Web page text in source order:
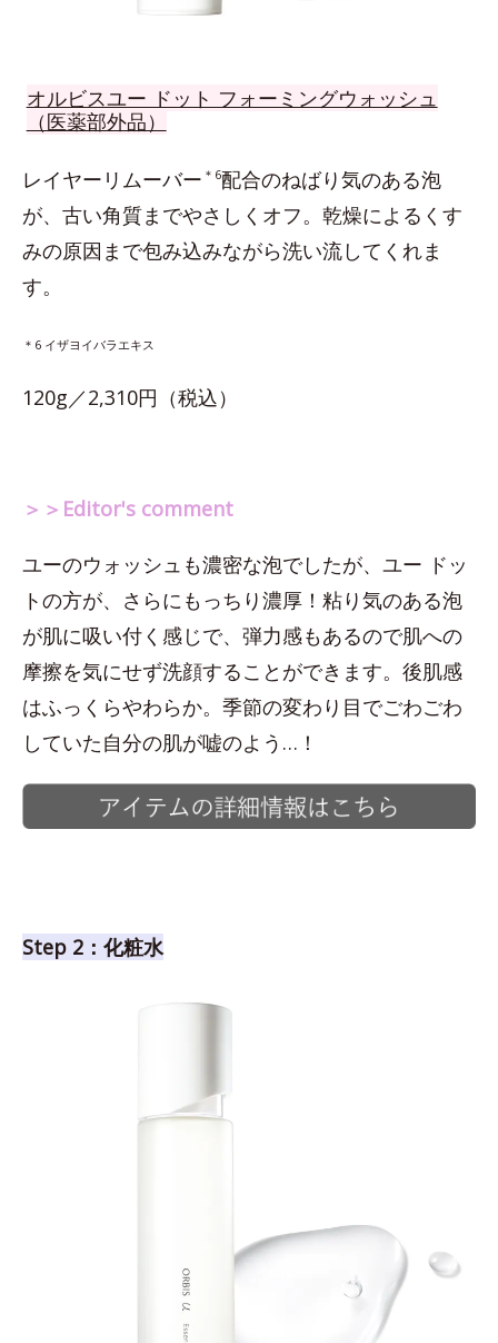
オルビスユー ドット フォーミングウォッシュ
（医薬部外品）
レイヤーリムーバー ＊6配合のねばり気のある泡
が、古い角質までやさしくオフ。乾燥によるくす
みの原因まで包み込みながら洗い流してくれま
す。
＊6 イザヨイバラエキス
120g／2,310円（税込）
＞＞Editor's comment
ユーのウォッシュも濃密な泡でしたが、ユー ドッ
トの方が、さらにもっちり濃厚！粘り気のある泡
が肌に吸い付く感じで、弾力感もあるので肌への
摩擦を気にせず洗顔することができます。後肌感
はふっくらやわらか。季節の変わり目でごわごわ
していた自分の肌が嘘のよう…！
Step 2：化粧水